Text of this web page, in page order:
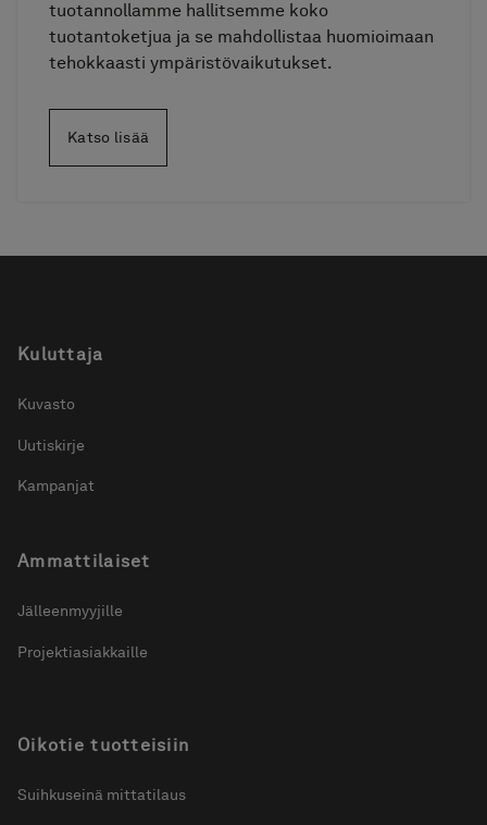
tuotannollamme hallitsemme koko
tuotantoketjua ja se mahdollistaa huomioimaan
tehokkaasti ympäristövaikutukset.
Katso lisää
Kuluttaja
Kuvasto
Uutiskirje
Kampanjat
Ammattilaiset
Jälleenmyyjille
Projektiasiakkaille
Oikotie tuotteisiin
Suihkuseinä mittatilaus